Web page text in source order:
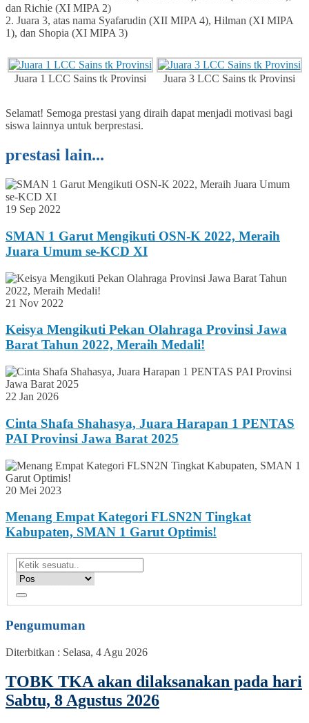
dan Richie (XI MIPA 2)
2. Juara 3, atas nama Syafarudin (XII MIPA 4), Hilman (XI MIPA
1), dan Shopia (XI MIPA 3)
Juara 1 LCC Sains tk Provinsi Juara 3 LCC Sains tk Provinsi
Selamat! Semoga prestasi yang diraih dapat menjadi motivasi bagi
siswa lainnya untuk berprestasi.
prestasi lain...
19 Sep 2022
SMAN 1 Garut Mengikuti OSN-K 2022, Meraih
Juara Umum se-KCD XI
21 Nov 2022
Keisya Mengikuti Pekan Olahraga Provinsi Jawa
Barat Tahun 2022, Meraih Medali!
22 Jan 2026
Cinta Shafa Shahasya, Juara Harapan 1 PENTAS
PAI Provinsi Jawa Barat 2025
20 Mei 2023
Menang Empat Kategori FLSN2N Tingkat
Kabupaten, SMAN 1 Garut Optimis!
Pengumuman
Diterbitkan : Selasa, 4 Agu 2026
TOBK TKA akan dilaksanakan pada hari
Sabtu, 8 Agustus 2026